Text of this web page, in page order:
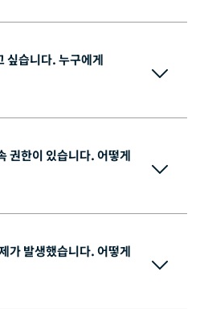
습니다. 누구에게
한이 있습니다. 어떻게
발생했습니다. 어떻게